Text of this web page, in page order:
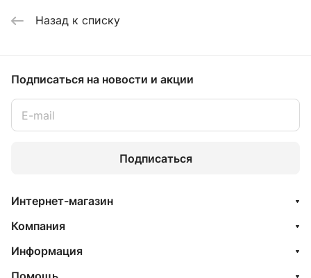
Назад к списку
Подписаться на новости и акции
Подписаться
Интернет-магазин
Компания
Информация